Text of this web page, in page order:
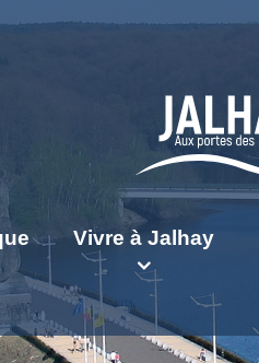
Vivre à Jalhay